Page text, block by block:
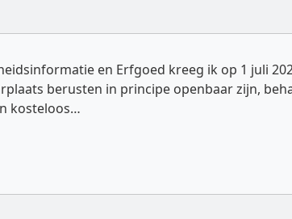
en Erfgoed kreeg ik op 1 juli
berusten in principe openbaar zijn,
kosteloos…